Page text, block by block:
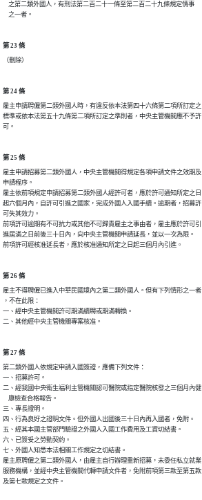
    之第二類外國人，有刑法第二百二十一條至第二百二十九條規定情事
    之一者。
第 23 條
（刪除）
第 24 條
雇主申請聘僱第二類外國人時，有違反依本法第四十六條第二項所訂定之
標準或依本法第五十九條第二項所訂定之準則者，中央主管機關應不予許
可。
第 25 條
雇主申請招募第二類外國人，中央主管機關得規定各項申請文件之效期及
申請程序。
雇主依前項規定申請招募第二類外國人經許可者，應於許可通知所定之日
起六個月內，自許可引進之國家，完成外國人入國手續。逾期者，招募許
可失其效力。
前項許可逾期有不可抗力或其他不可歸責雇主之事由者，雇主應於許可引
進屆滿之日前後三十日內，向中央主管機關申請延長，並以一次為限。
前項許可經核准延長者，應於核准通知所定之日起三個月內引進。
第 26 條
雇主不得聘僱已進入中華民國境內之第二類外國人。但有下列情形之一者
，不在此限：
一、經中央主管機關許可期滿續聘或期滿轉換。
二、其他經中央主管機關專案核准。
第 27 條
第二類外國人依規定申請入國簽證，應備下列文件：
一、招募許可。
二、經我國中央衛生福利主管機關認可醫院或指定醫院核發之三個月內健
    康檢查合格報告。
三、專長證明。
四、行為良好之證明文件。但外國人出國後三十日內再入國者，免附。
五、經其本國主管部門驗證之外國人入國工作費用及工資切結書。
六、已簽妥之勞動契約。
七、外國人知悉本法相關工作規定之切結書。
雇主原聘僱之第二類外國人，由雇主自行辦理重新招募，未委任私立就業
服務機構，並經中央主管機關代轉申請文件者，免附前項第三款至第五款
及第七款規定之文件。